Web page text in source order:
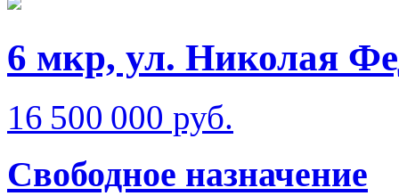
6 мкр, ул. Николая
16 500 000 руб.
Свободное назначение